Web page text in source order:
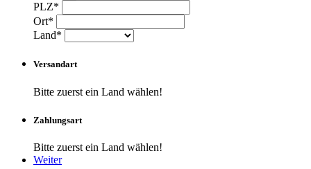
PLZ*
Ort*
Land*
Versandart
Bitte zuerst ein Land wählen!
Zahlungsart
Bitte zuerst ein Land wählen!
Weiter